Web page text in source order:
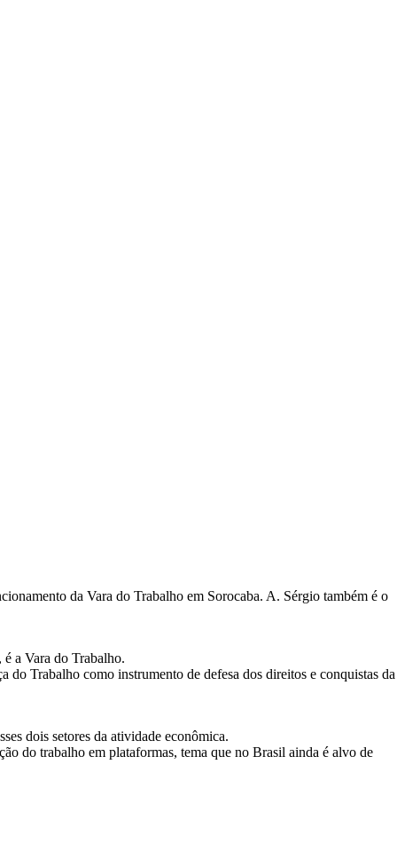
da Vara do Trabalho em Sorocaba. A. Sérgio também é o
a Vara do Trabalho.
do Trabalho como instrumento de defesa dos direitos e conquistas da
dois setores da atividade econômica.
do trabalho em plataformas, tema que no Brasil ainda é alvo de